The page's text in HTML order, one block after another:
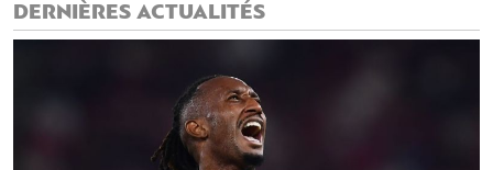
DERNIÈRES ACTUALITÉS